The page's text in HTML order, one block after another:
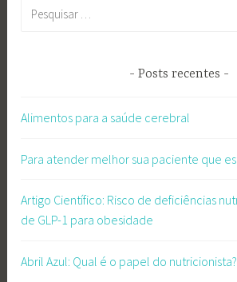
Posts recentes
Alimentos para a saúde cerebral
Para atender melhor sua paciente que
Artigo Científico: Risco de deficiências
de GLP-1 para obesidade
Abril Azul: Qual é o papel do nutricionista?